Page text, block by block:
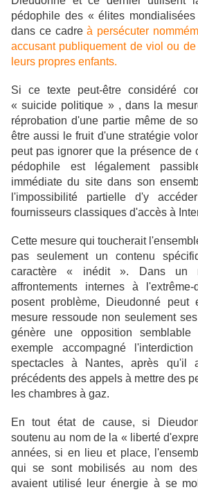
pédophile des « élites
dans ce cadreà persécuter
accusant publiquement de viol ou
leurs propres enfants.
Si ce texte peut-être considéré
« suicide politique » , dans la
réprobation d'une partie même de
être aussi le fruit d'une stratégie
peut pas ignorer que la présence de
pédophile est légalement
immédiate du site dans son
l'impossibilité partielle d'y
fournisseurs classiques d'accès à
Cette mesure qui toucherait
pas seulement un contenu
caractère « inédit ». Dans un
affrontements internes à
posent problème, Dieudonné peut
mesure ressoude non seulement
génère une opposition
exemple accompagné
spectacles à Nantes, après qu'il
précédents des appels à mettre des
les chambres à gaz.
En tout état de cause, si
soutenu au nom de la « liberté
années, si en lieu et place,
qui se sont mobilisés au nom
avaient utilisé leur énergie à se